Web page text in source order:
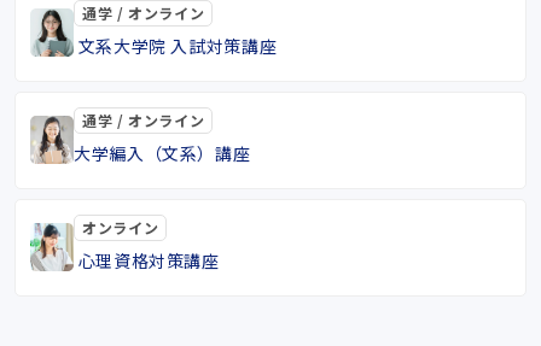
通学 / オンライン
文系大学院 入試対策講座
通学 / オンライン
大学編入（文系）講座
オンライン
心理資格対策講座